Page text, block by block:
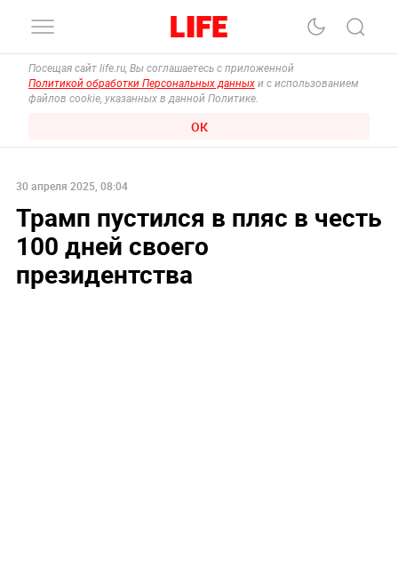
Посещая сайт life.ru, Вы соглашаетесь с приложенной
Политикой обработки Персональных данных и с использованием
файлов cookie, указанных в данной Политике.
ОК
30 апреля 2025, 08:04
Трамп пустился в пляс в честь
100 дней своего
президентства